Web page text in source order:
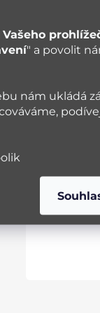
" a povolit
nám ukládá
zboží